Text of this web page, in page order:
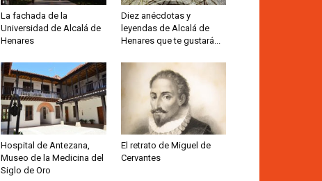
La fachada de la
Universidad de Alcalá de
Henares
Diez anécdotas y
leyendas de Alcalá de
Henares que te gustará...
Hospital de Antezana,
Museo de la Medicina del
Siglo de Oro
El retrato de Miguel de
Cervantes